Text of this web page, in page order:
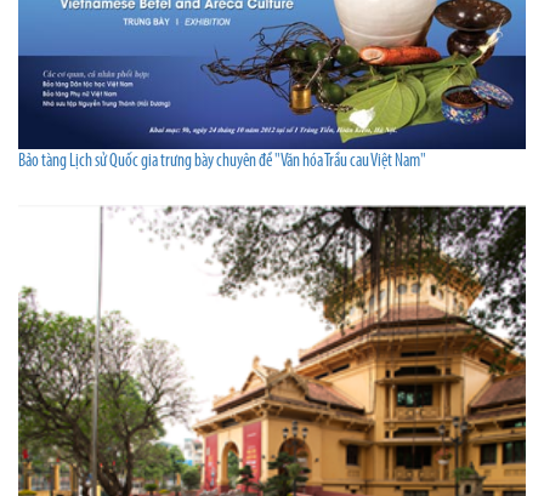
Bảo tàng Lịch sử Quốc gia trưng bày chuyên đề "Văn hóa Trầu cau Việt Nam"